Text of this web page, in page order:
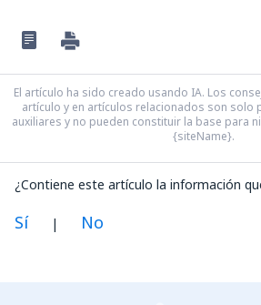
El artículo ha sido creado usando IA. Los
artículo y en artículos relacionados son solo
auxiliares y no pueden constituir la base para
{siteName}.
¿Contiene este artículo la información
Sí | No